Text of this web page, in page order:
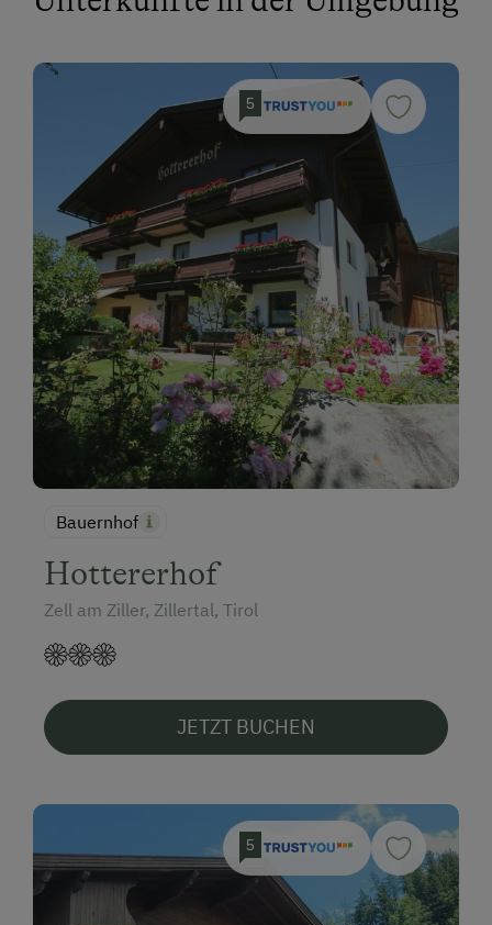
5
Bauernhof
Hottererhof
Zell am Ziller, Zillertal, Tirol
JETZT BUCHEN
5